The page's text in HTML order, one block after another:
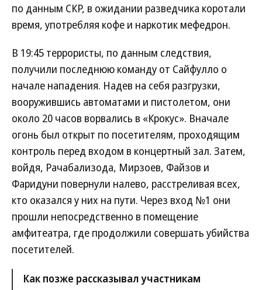
по данным СКР, в ожидании разведчика коротали
время, употребляя кофе и наркотик мефедрон.
В 19:45 террористы, по данным следствия,
получили последнюю команду от Сайфулло о
начале нападения. Надев на себя разгрузки,
вооружившись автоматами и пистолетом, они
около 20 часов ворвались в «Крокус». Вначале
огонь был открыт по посетителям, проходящим
контроль перед входом в концертный зал. Затем,
войдя, Рачабализода, Мирзоев, Файзов и
Фаридуни повернули налево, расстреливая всех,
кто оказался у них на пути. Через вход №1 они
прошли непосредственно в помещение
амфитеатра, где продолжили совершать убийства
посетителей.
Как позже рассказывал участникам